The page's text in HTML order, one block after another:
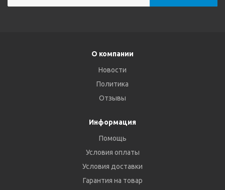
О компании
Новости
Политика
Отзывы
Информация
Помощь
Условия оплаты
Условия доставки
Гарантия на товар